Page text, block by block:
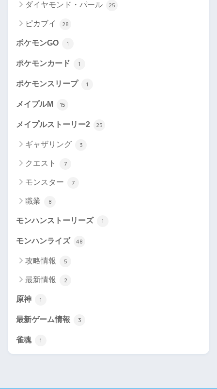
ダイヤモンド・パール 25
ピカブイ 28
ポケモンGO 1
ポケモンカード 1
ポケモンスリープ 1
メイプルM 15
メイプルストーリー2 25
ギャザリング 3
クエスト 7
モンスター 7
職業 8
モンハンストーリーズ 1
モンハンライズ 48
攻略情報 5
最新情報 2
原神 1
最新ゲーム情報 3
雀魂 1